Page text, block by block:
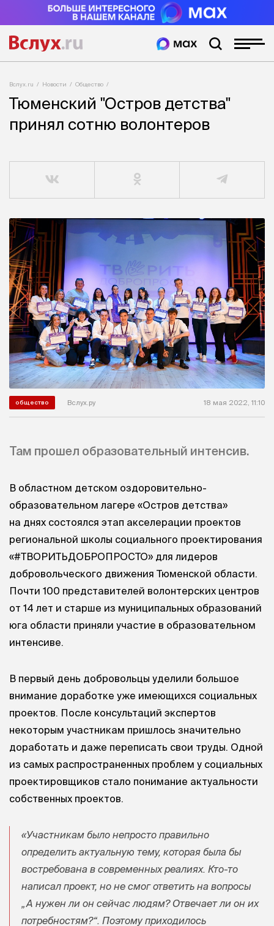
Вслух.ru Новости Общество
Тюменский "Остров детства"
принял сотню волонтеров
общество Вслух.ру 18 мая 2022, 11:10
Там прошел образовательный интенсив.
В областном детском оздоровительно-
образовательном лагере «Остров детства»
на днях состоялся этап акселерации проектов
региональной школы социального проектирования
«#ТВОРИТЬДОБРОПРОСТО» для лидеров
добровольческого движения Тюменской области.
Почти 100 представителей волонтерских центров
от 14 лет и старше из муниципальных образований
юга области приняли участие в образовательном
интенсиве.
В первый день добровольцы уделили большое
внимание доработке уже имеющихся социальных
проектов. После консультаций экспертов
некоторым участникам пришлось значительно
доработать и даже переписать свои труды. Одной
из самых распространенных проблем у социальных
проектировщиков стало понимание актуальности
собственных проектов.
«Участникам было непросто правильно
определить актуальную тему, которая была бы
востребована в современных реалиях. Кто-то
написал проект, но не смог ответить на вопросы
„А нужен ли он сейчас людям? Отвечает ли он их
потребностям?“. Поэтому приходилось